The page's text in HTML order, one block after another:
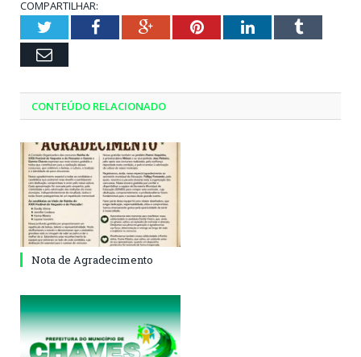
COMPARTILHAR:
TwitterFacebookGoogle+PinterestLinkedInTumblr
Email
CONTEÚDO RELACIONADO
Nota de Agradecimento